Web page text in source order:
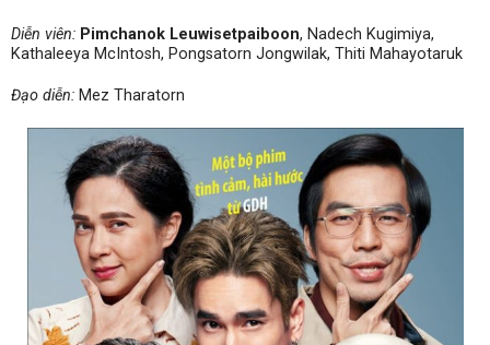
Diễn viên: Pimchanok Leuwisetpaiboon, Nadech Kugimiya,
Kathaleeya McIntosh, Pongsatorn Jongwilak, Thiti Mahayotaruk
Đạo diễn: Mez Tharatorn